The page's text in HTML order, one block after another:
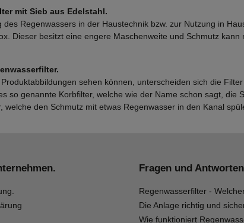
mit Sieb aus Edelstahl.
des Regenwassers in der Haustechnik bzw. zur Nutzung in
Dieser besitzt eine engere Maschenweite und Schmutz kann
sehen können, unterscheiden sich die
so genannte Korbfilter, welche wie der Name schon sagt,
welche den Schmutz mit etwas Regenwasser in den Kanal
Fragen und
Regenwasserfilter -
Die Anlage richtig und
Wie funktioniert